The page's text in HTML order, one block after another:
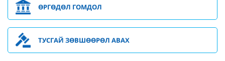
ӨРГӨДӨЛ ГОМДОЛ
ТУСГАЙ ЗӨВШӨӨРӨЛ АВАХ